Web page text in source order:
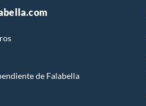
de Falabella